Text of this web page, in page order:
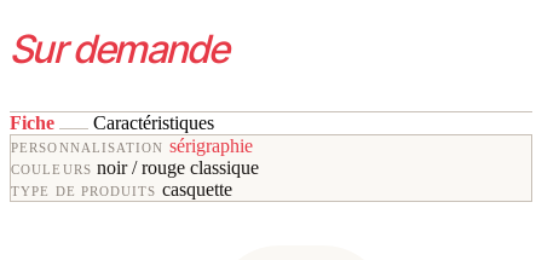
Sur demande
Fiche Caractéristiques
PERSONNALISATION sérigraphie
COULEURS noir / rouge classique
TYPE DE PRODUITS casquette